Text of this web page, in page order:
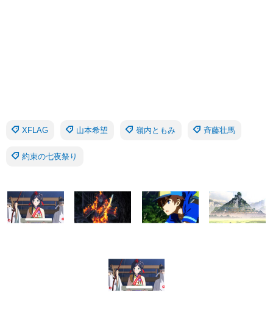
XFLAG 山本希望 嶺内ともみ 斉藤壮馬
約束の七夜祭り